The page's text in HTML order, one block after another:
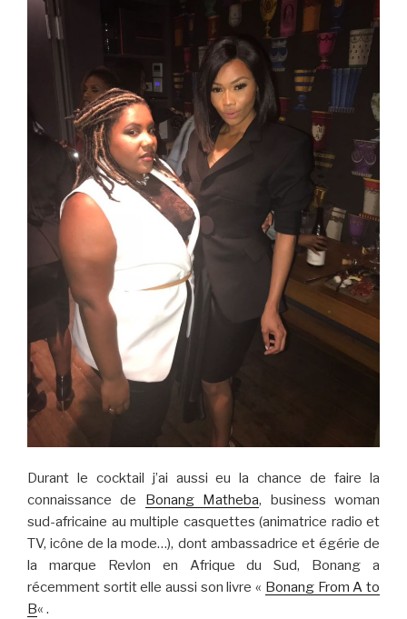
Durant le cocktail j’ai aussi eu la chance de faire la
connaissance de
Bonang Matheba, business woman
sud-africaine au multiple casquettes (animatrice radio et
TV, icône de la mode…), dont ambassadrice et égérie de
la marque Revlon en Afrique du Sud, Bonang a
récemment sortit elle aussi son livre « Bonang From A to
B« .